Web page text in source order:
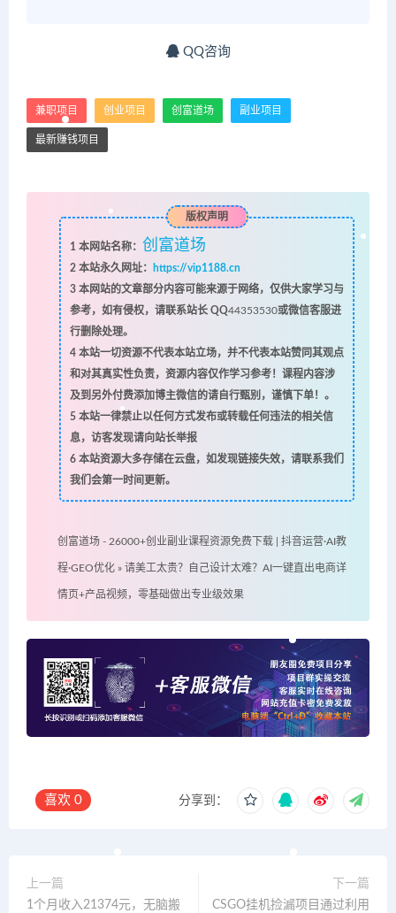
QQ咨询
兼职项目 创业项目 创富道场 副业项目
最新赚钱项目
版权声明
1 本网站名称： 创富道场
2本站永久网址：
https://vip1188.cn
3本网站的文章部分内容可能来源于网络，仅供大家学习与
参考，如有侵权，请联系站长 QQ44353530或微信客服进
行删除处理。
4本站一切资源不代表本站立场，并不代表本站赞同其观点
和对其真实性负责，资源内容仅作学习参考！课程内容涉
及到另外付费添加博主微信的请自行甄别，谨慎下单！。
5本站一律禁止以任何方式发布或转载任何违法的相关信
息，访客发现请向站长举报
6本站资源大多存储在云盘，如发现链接失效，请联系我们
我们会第一时间更新。
创富道场 - 26000+创业副业课程资源免费下载 | 抖音运营·AI教
程·GEO优化 » 请美工太贵？自己设计太难？AI一键直出电商详
情页+产品视频，零基础做出专业级效果
喜欢 0 分享到：
上一篇
1个月收入21374元，无脑搬
下一篇
CSGO挂机捡漏项目通过利用